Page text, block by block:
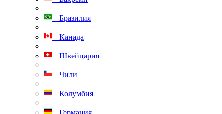
Бразилия
Канада
Швейцария
Чили
Колумбия
Германия